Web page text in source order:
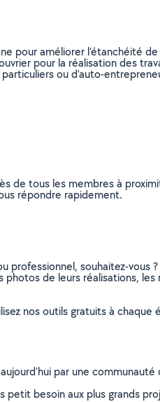
pour améliorer l’étanchéité
pour la réalisation des
ou d’auto-
de tous les membres à
répondre rapidement.
professionnel, souhaitez-vous ?
de leurs réalisations, les
nos outils gratuits à chaque
par une communauté
besoin aux plus grands